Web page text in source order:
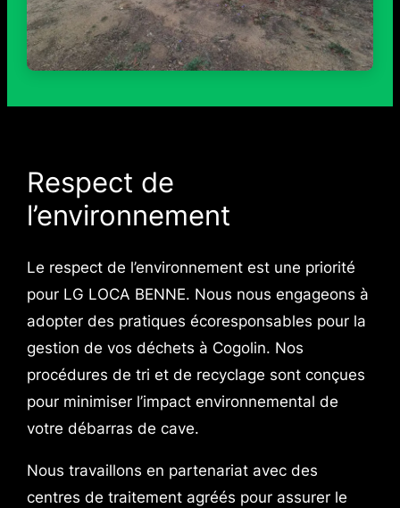
Respect de
l’environnement
Le respect de l’environnement est une priorité
pour LG LOCA BENNE. Nous nous engageons à
adopter des pratiques écoresponsables pour la
gestion de vos déchets à Cogolin. Nos
procédures de tri et de recyclage sont conçues
pour minimiser l’impact environnemental de
votre débarras de cave.
Nous travaillons en partenariat avec des
centres de traitement agréés pour assurer le